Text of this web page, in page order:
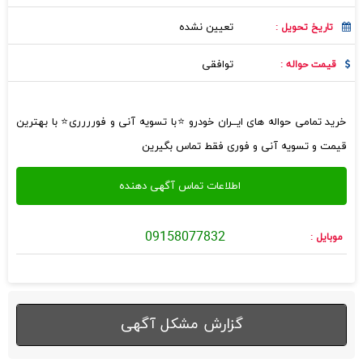
تاریخ تحویل : تعیین نشده
قیمت حواله : توافقی
خرید تمامی حواله های ایــران خودرو ⭐️با تسویه آنی و فورررری⭐️ با بهترین
قیمت و تسویه آنی و فوری فقط تماس بگیرین
موبایل : 09158077832
گزارش مشکل آگهی